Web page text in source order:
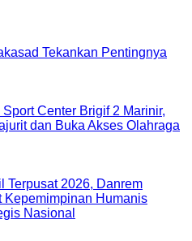
Tekankan Pentingnya
Center Brigif 2 Marinir,
dan Buka Akses Olahraga
Terpusat 2026, Danrem
Kepemimpinan Humanis
Nasional